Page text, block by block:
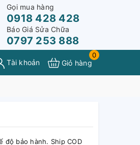
Gọi mua hàng
0918 428 428
Báo Giá Sửa Chữa
0797 253 888
Tài khoản
0
Giỏ hàng
độ bảo hành. Ship COD